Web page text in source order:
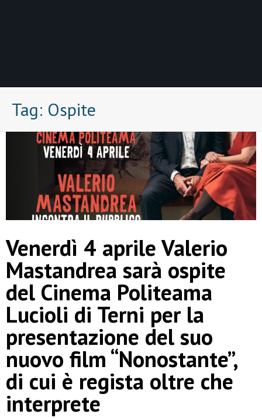
Tag: Ospite
Venerdì 4 aprile Valerio
Mastandrea sarà ospite
del Cinema Politeama
Lucioli di Terni per la
presentazione del suo
nuovo film “Nonostante”,
di cui è regista oltre che
interprete